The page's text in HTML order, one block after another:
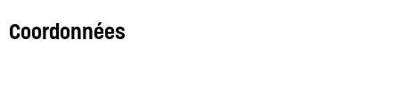
Coordonnées